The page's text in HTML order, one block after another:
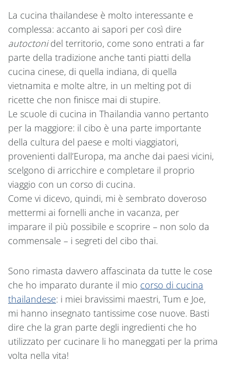
La cucina thailandese è molto interessante e
complessa: accanto ai sapori per così dire
autoctonidel territorio, come sono entrati a far
parte della tradizione anche tanti piatti della
cucina cinese, di quella indiana, di quella
vietnamita e molte altre, in un melting pot di
ricette che non finisce mai di stupire.
Le scuole di cucina in Thailandia vanno pertanto
per la maggiore: il cibo è una parte importante
della cultura del paese e molti viaggiatori,
provenienti dall’Europa, ma anche dai paesi vicini,
scelgono di arricchire e completare il proprio
viaggio con un corso di cucina.
Come vi dicevo, quindi, mi è sembrato doveroso
mettermi ai fornelli anche in vacanza, per
imparare il più possibile e scoprire – non solo da
commensale – i segreti del cibo thai.
Sono rimasta davvero affascinata da tutte le cose
che ho imparato durante il mio corso di cucina
thailandese: i miei bravissimi maestri, Tum e Joe,
mi hanno insegnato tantissime cose nuove. Basti
dire che la gran parte degli ingredienti che ho
utilizzato per cucinare li ho maneggati per la prima
volta nella vita!